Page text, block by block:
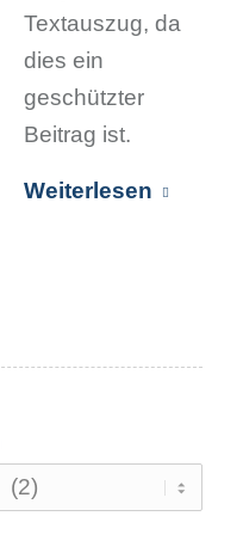
Textauszug, da
dies ein
geschützter
Beitrag ist.
Weiterlesen